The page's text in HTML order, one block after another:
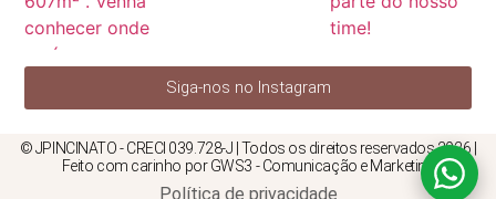
Siga-nos no Instagram
© JPINCINATO - CRECI 039.728-J | Todos os direitos reservados 2026 |
Feito com carinho por GWS3 - Comunicação e Marketing
Política de privacidade